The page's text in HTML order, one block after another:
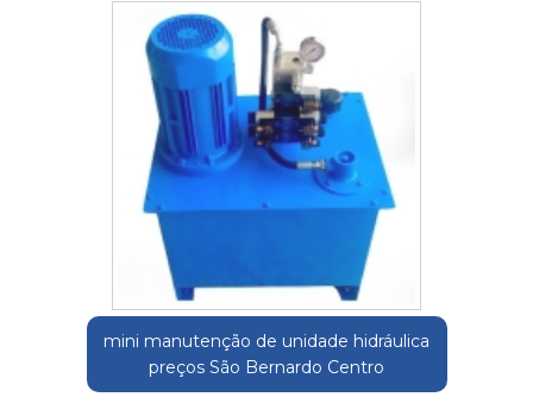
mini manutenção de unidade hidráulica
preços São Bernardo Centro